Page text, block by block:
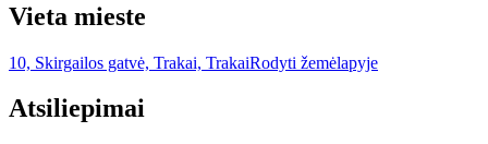
Vieta mieste
10, Skirgailos gatvė, Trakai, TrakaiRodyti žemėlapyje
Atsiliepimai